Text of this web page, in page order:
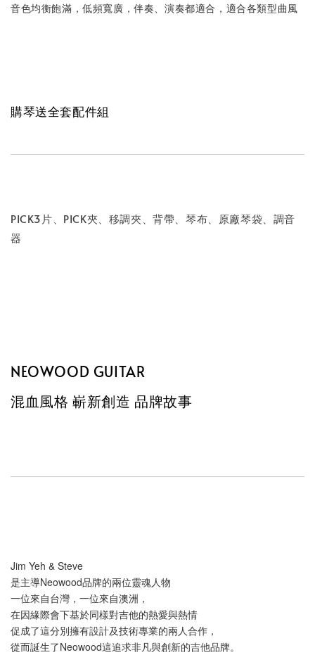
音色均衡飽滿，低頻寬廣，伴奏、演奏都適合，適合各類型曲風
購琴送全套配件組
PICK3片、PICK夾、移調夾、背帶、琴布、原廠琴袋、調音
器
NEOWOOD GUITAR
混血風格 嶄新創造 品牌故事
Jim Yeh & Steve
是主導Neowood品牌的兩位靈魂人物
一位來自台灣，一位來自澳洲，
在因緣際會下基於同樣對吉他的熱愛與熱情
促成了這分別擁有設計及技術專業的兩人合作，
從而誕生了Neowood這追求非凡與創新的吉他品牌。